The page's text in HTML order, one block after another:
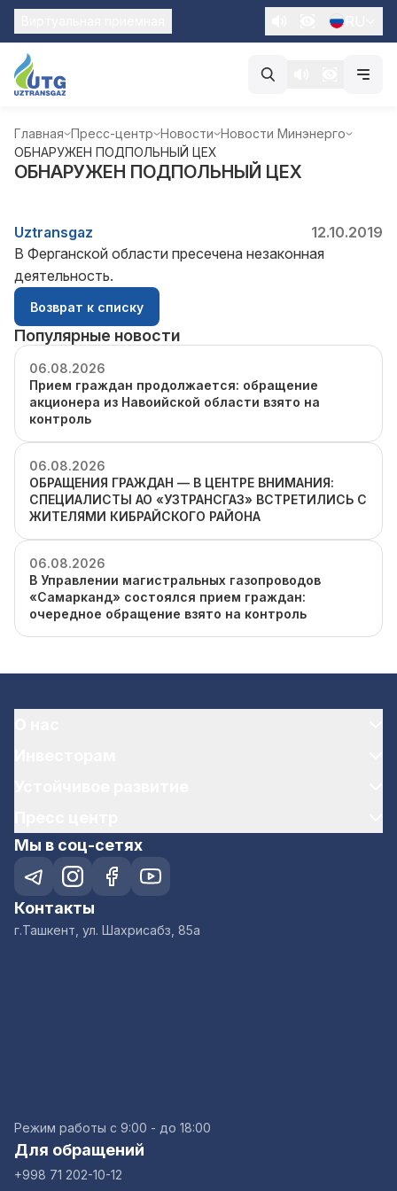
Главная Пресс-центр Новости Новости Минэнерго
ОБНАРУЖЕН ПОДПОЛЬНЫЙ ЦЕХ
ОБНАРУЖЕН ПОДПОЛЬНЫЙ ЦЕХ
Uztransgaz
12.10.2019
В Ферганской области пресечена незаконная
деятельность.
Возврат к списку
Популярные новости
06.08.2026
Прием граждан продолжается: обращение
акционера из Навоийской области взято на
контроль
06.08.2026
ОБРАЩЕНИЯ ГРАЖДАН — В ЦЕНТРЕ ВНИМАНИЯ:
СПЕЦИАЛИСТЫ АО «УЗТРАНСГАЗ» ВСТРЕТИЛИСЬ С
ЖИТЕЛЯМИ КИБРАЙСКОГО РАЙОНА
06.08.2026
В Управлении магистральных газопроводов
«Самарканд» состоялся прием граждан:
очередное обращение взято на контроль
Мы в соц-сетях
Контакты
г.Ташкент, ул. Шахрисабз, 85а
Режим работы с 9:00 - до 18:00
Для обращений
+998 71 202-10-12